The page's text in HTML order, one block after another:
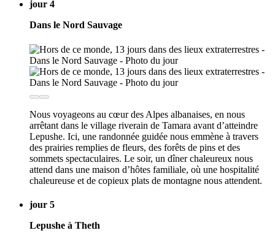
jour 4
Dans le Nord Sauvage
Nous voyageons au cœur des Alpes albanaises, en nous
arrêtant dans le village riverain de Tamara avant d’atteindre
Lepushe. Ici, une randonnée guidée nous emmène à travers
des prairies remplies de fleurs, des forêts de pins et des
sommets spectaculaires. Le soir, un dîner chaleureux nous
attend dans une maison d’hôtes familiale, où une hospitalité
chaleureuse et de copieux plats de montagne nous attendent.
jour 5
Lepushe à Theth